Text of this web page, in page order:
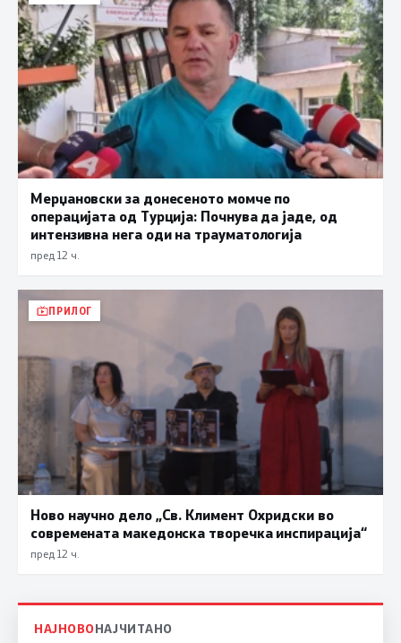
Мерџановски за донесеното момче по
операцијата од Турција: Почнува да јаде, од
интензивна нега оди на трауматологија
пред 12 ч.
ПРИЛОГ
Ново научно дело „Св. Климент Охридски во
современата македонска творечка инспирација“
пред 12 ч.
НАЈНОВОНАЈЧИТАНО